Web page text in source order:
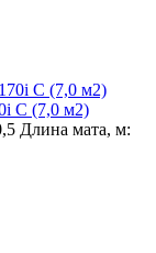
С (7,0 м2)
Длина мата, м: